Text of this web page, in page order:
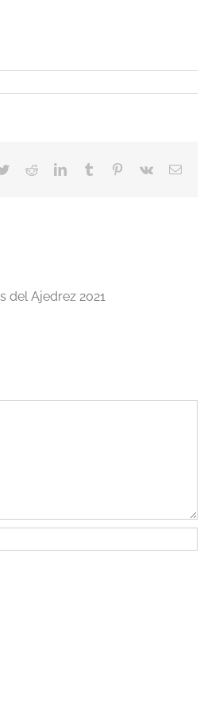
TwitterRedditLinkedInTumblr Pinterest
Vk
Correo
del Ajedrez 2021